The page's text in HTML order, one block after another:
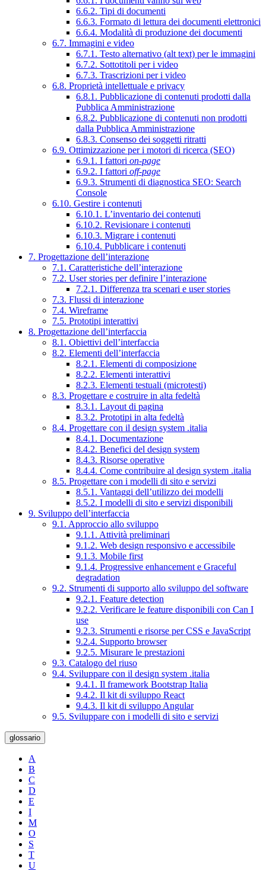
6.6.2. Tipi di documenti
6.6.3. Formato di lettura dei documenti elettronici
6.6.4. Modalità di produzione dei documenti
6.7. Immagini e video
6.7.1. Testo alternativo (alt text) per le immagini
6.7.2. Sottotitoli per i video
6.7.3. Trascrizioni per i video
6.8. Proprietà intellettuale e privacy
6.8.1. Pubblicazione di contenuti prodotti dalla
Pubblica Amministrazione
6.8.2. Pubblicazione di contenuti non prodotti
dalla Pubblica Amministrazione
6.8.3. Consenso dei soggetti ritratti
6.9. Ottimizzazione per i motori di ricerca (SEO)
6.9.1. I fattori on-page
6.9.2. I fattori off-page
6.9.3. Strumenti di diagnostica SEO: Search
Console
6.10. Gestire i contenuti
6.10.1. L’inventario dei contenuti
6.10.2. Revisionare i contenuti
6.10.3. Migrare i contenuti
6.10.4. Pubblicare i contenuti
7. Progettazione dell’interazione
7.1. Caratteristiche dell’interazione
7.2. User stories per definire l’interazione
7.2.1. Differenza tra scenari e user stories
7.3. Flussi di interazione
7.4. Wireframe
7.5. Prototipi interattivi
8. Progettazione dell’interfaccia
8.1. Obiettivi dell’interfaccia
8.2. Elementi dell’interfaccia
8.2.1. Elementi di composizione
8.2.2. Elementi interattivi
8.2.3. Elementi testuali (microtesti)
8.3. Progettare e costruire in alta fedeltà
8.3.1. Layout di pagina
8.3.2. Prototipi in alta fedeltà
8.4. Progettare con il design system .italia
8.4.1. Documentazione
8.4.2. Benefici del design system
8.4.3. Risorse operative
8.4.4. Come contribuire al design system .italia
8.5. Progettare con i modelli di sito e servizi
8.5.1. Vantaggi dell’utilizzo dei modelli
8.5.2. I modelli di sito e servizi disponibili
9. Sviluppo dell’interfaccia
9.1. Approccio allo sviluppo
9.1.1. Attività preliminari
9.1.2. Web design responsivo e accessibile
9.1.3. Mobile first
9.1.4. Progressive enhancement e Graceful
degradation
9.2. Strumenti di supporto allo sviluppo del software
9.2.1. Feature detection
9.2.2. Verificare le feature disponibili con Can I
use
9.2.3. Strumenti e risorse per CSS e JavaScript
9.2.4. Supporto browser
9.2.5. Misurare le prestazioni
9.3. Catalogo del riuso
9.4. Sviluppare con il design system .italia
9.4.1. Il framework Bootstrap Italia
9.4.2. Il kit di sviluppo React
9.4.3. Il kit di sviluppo Angular
9.5. Sviluppare con i modelli di sito e servizi
glossario
A
B
C
D
E
I
M
O
S
T
U